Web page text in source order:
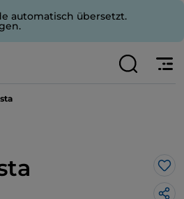
automatisch übersetzt.